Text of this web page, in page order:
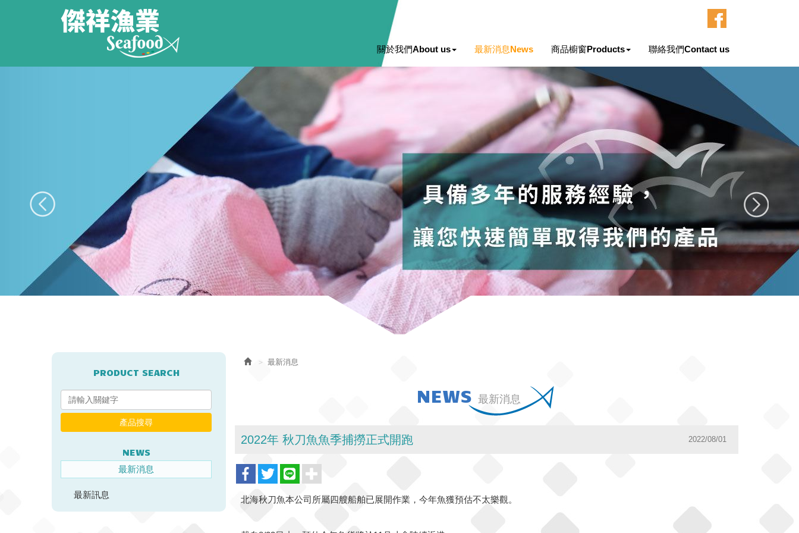
關於我們About us 最新消息News 商品櫥窗Products 聯絡我們Contact us
PRODUCT SEARCH
產品搜尋
NEWS
最新消息
最新訊息
最新消息
NEWS 最新消息
2022/08/01
2022年 秋刀魚魚季捕撈正式開跑
北海秋刀魚本公司所屬四艘船舶已展開作業，今年魚獲預估不太樂觀。